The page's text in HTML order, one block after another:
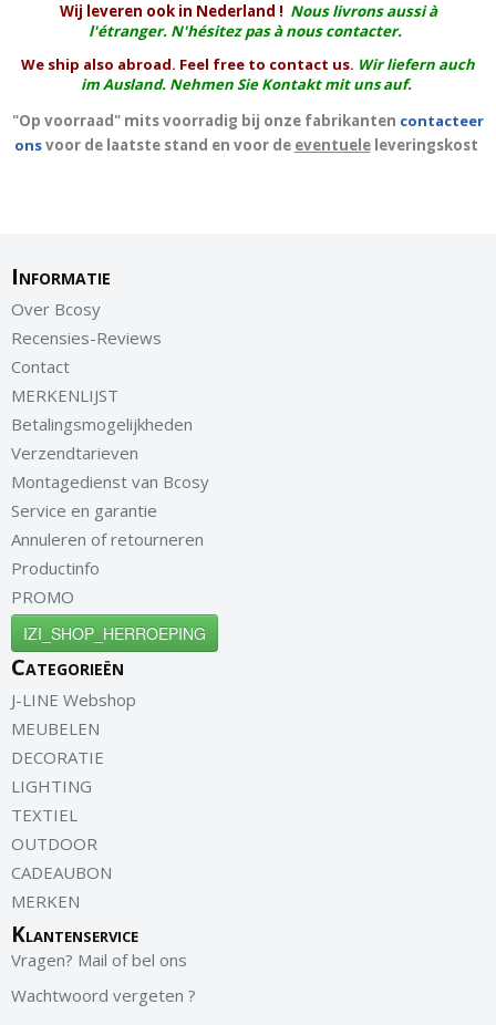
Wij leveren ook in Nederland ! Nous livrons aussi à
l'étranger. N'hésitez pas à nous contacter.
We ship also abroad. Feel free to contact us. Wir liefern auch
im Ausland. Nehmen Sie Kontakt mit uns auf.
"Op voorraad" mits voorradig bij onze fabrikanten contacteer
onsvoor de laatste stand en voor de eventueleleveringskost
Informatie
Over Bcosy
Recensies-Reviews
Contact
MERKENLIJST
Betalingsmogelijkheden
Verzendtarieven
Montagedienst van Bcosy
Service en garantie
Annuleren of retourneren
Productinfo
PROMO
IZI_SHOP_HERROEPING
Categorieën
J-LINE Webshop
MEUBELEN
DECORATIE
LIGHTING
TEXTIEL
OUTDOOR
CADEAUBON
MERKEN
Klantenservice
Vragen? Mail of bel ons
Wachtwoord vergeten ?